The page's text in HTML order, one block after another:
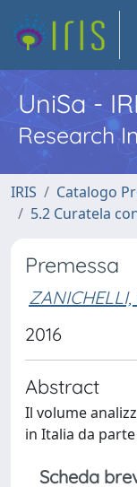
UniSa -
Research
IRIS Catalogo
5.2 Curatela
Premessa
2016
Abstract
Il volume
in Italia da
Scheda